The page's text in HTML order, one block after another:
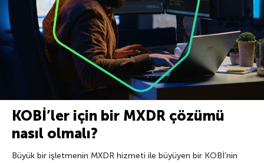
KOBİ’ler için bir MXDR çözümü
nasıl olmalı?
Büyük bir işletmenin MXDR hizmeti ile büyüyen bir KOBİ’nin